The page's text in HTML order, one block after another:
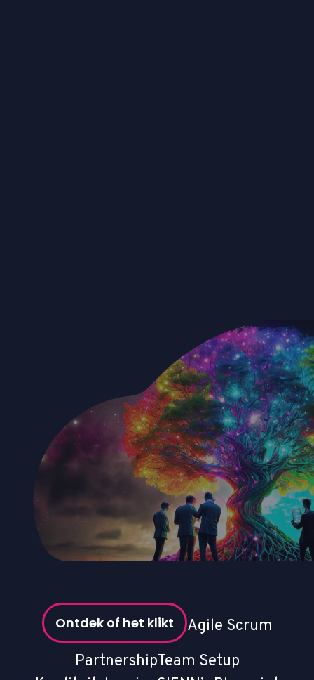
Ontdek of het klikt
Agile Scrum
PartnershipTeam Setup